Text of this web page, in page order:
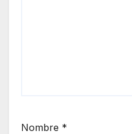
Nombre *